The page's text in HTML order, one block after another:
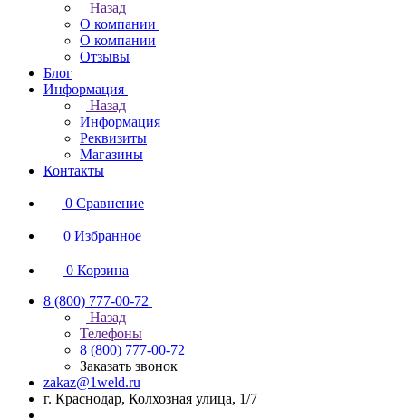
Назад
О компании
О компании
Отзывы
Блог
Информация
Назад
Информация
Реквизиты
Магазины
Контакты
0 Сравнение
0 Избранное
0 Корзина
8 (800) 777-00-72
Назад
Телефоны
8 (800) 777-00-72
Заказать звонок
zakaz@1weld.ru
г. Краснодар, Колхозная улица, 1/7